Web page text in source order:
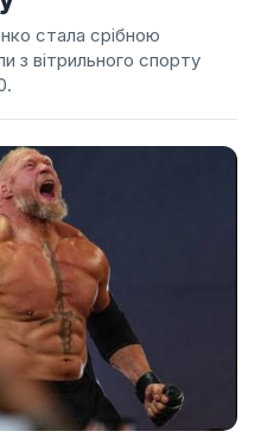
стала срібною
з вітрильного спорту